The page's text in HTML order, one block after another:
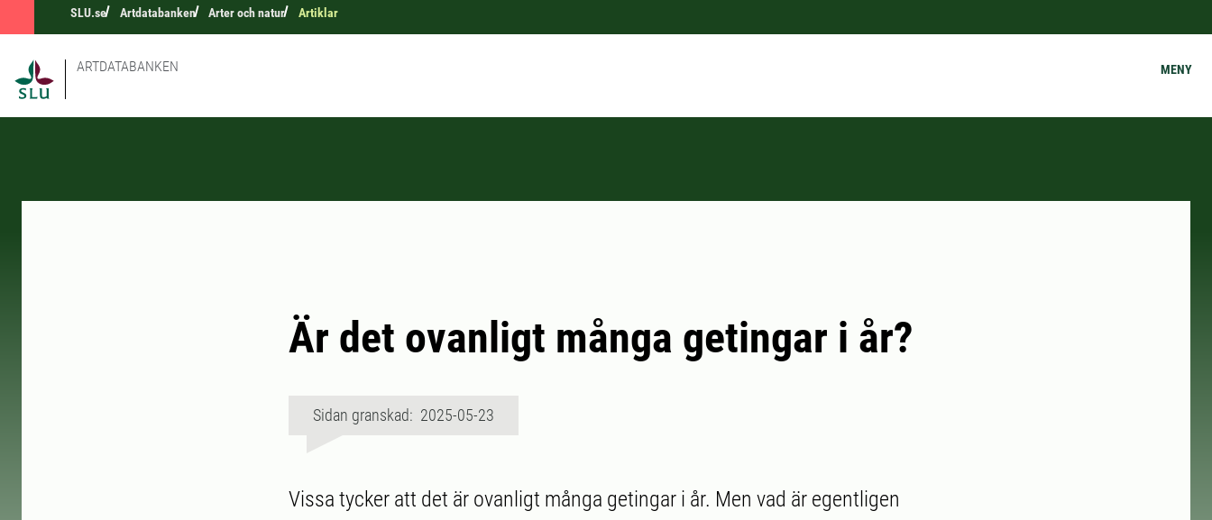
SLU.se Artdatabanken Arter och natur Artiklar
ARTDATABANKEN MENY
Är det ovanligt många getingar i år?
Sidan granskad: 2025-05-23
Vissa tycker att det är ovanligt många getingar i år. Men vad är egentligen